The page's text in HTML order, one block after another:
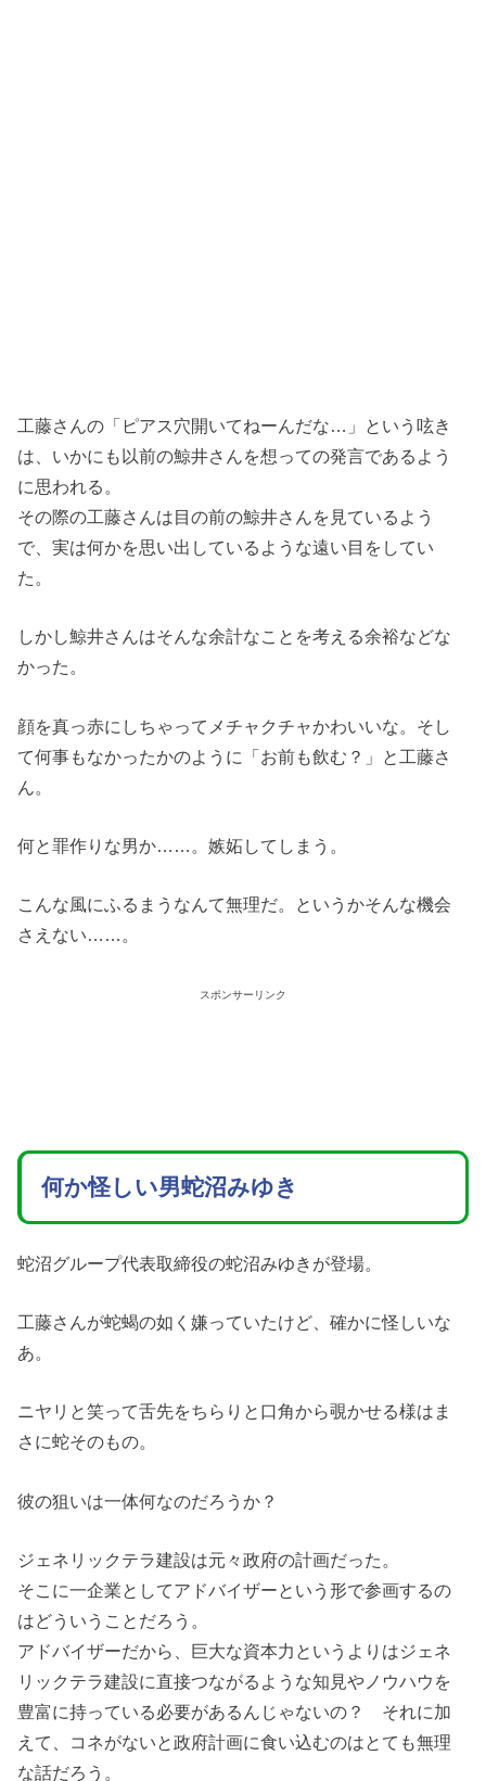
工藤さんの「ピアス穴開いてねーんだな…」という呟き
は、いかにも以前の鯨井さんを想っての発言であるよう
に思われる。
その際の工藤さんは目の前の鯨井さんを見ているよう
で、実は何かを思い出しているような遠い目をしてい
た。
しかし鯨井さんはそんな余計なことを考える余裕などな
かった。
顔を真っ赤にしちゃってメチャクチャかわいいな。そし
て何事もなかったかのように「お前も飲む？」と工藤さ
ん。
何と罪作りな男か……。嫉妬してしまう。
こんな風にふるまうなんて無理だ。というかそんな機会
さえない……。
スポンサーリンク
何か怪しい男蛇沼みゆき
蛇沼グループ代表取締役の蛇沼みゆきが登場。
工藤さんが蛇蝎の如く嫌っていたけど、確かに怪しいな
あ。
ニヤリと笑って舌先をちらりと口角から覗かせる様はま
さに蛇そのもの。
彼の狙いは一体何なのだろうか？
ジェネリックテラ建設は元々政府の計画だった。
そこに一企業としてアドバイザーという形で参画するの
はどういうことだろう。
アドバイザーだから、巨大な資本力というよりはジェネ
リックテラ建設に直接つながるような知見やノウハウを
豊富に持っている必要があるんじゃないの？ それに加
えて、コネがないと政府計画に食い込むのはとても無理
な話だろう。